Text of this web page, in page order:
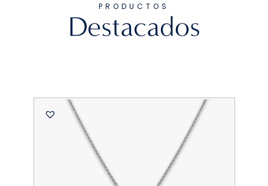
PRODUCTOS
Destacados